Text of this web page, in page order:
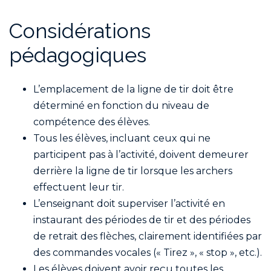
Considérations
pédagogiques
L’emplacement de la ligne de tir doit être
déterminé en fonction du niveau de
compétence des élèves.
Tous les élèves, incluant ceux qui ne
participent pas à l’activité, doivent demeurer
derrière la ligne de tir lorsque les archers
effectuent leur tir.
L’enseignant doit superviser l’activité en
instaurant des périodes de tir et des périodes
de retrait des flèches, clairement identifiées par
des commandes vocales (« Tirez », « stop », etc.).